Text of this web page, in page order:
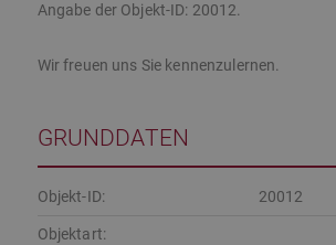
Angabe der Objekt-ID: 20012.
Wir freuen uns Sie kennenzulernen.
GRUNDDATEN
Objekt-ID: 20012
Objektart: